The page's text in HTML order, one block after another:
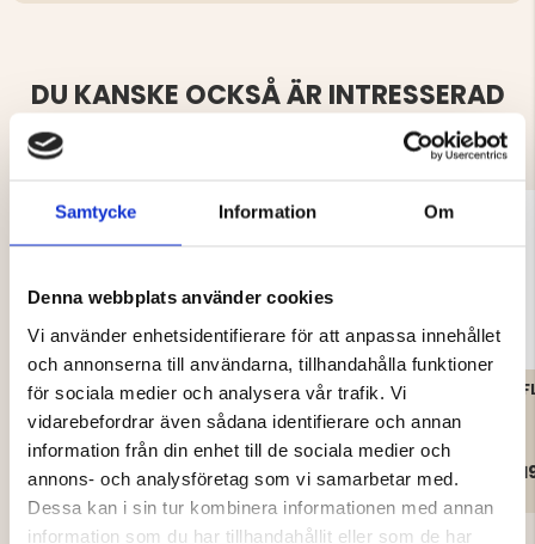
Samtycke Information Om
Denna webbplats använder cookies
Vi använder enhetsidentifierare för att anpassa innehållet
och annonserna till användarna, tillhandahålla funktioner
för sociala medier och analysera vår trafik. Vi
vidarebefordrar även sådana identifierare och annan
information från din enhet till de sociala medier och
annons- och analysföretag som vi samarbetar med.
Dessa kan i sin tur kombinera informationen med annan
information som du har tillhandahållit eller som de har
DU KANSKE OCKSÅ ÄR INTRESSERAD
VAPITI BORSTAD
FLANELLSKJORTA – HERR
399 kr
FODRAD
FLANELLSKJORTA I
BOMULL
499 kr